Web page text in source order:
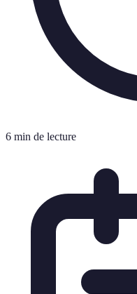
6 min de lecture